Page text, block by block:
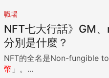
職場
NFT七大行話》GM
分別是什麼？
NFT的全名是Non-fungible
幣 」。...